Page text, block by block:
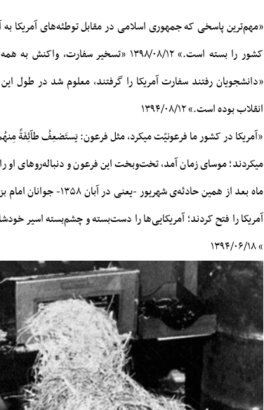
«مهم‌ترین پاسخی که جمهوری اسلامی در مقابل توطئه‌های آمریکا به
«دانشجویان رفتند سفارت آمریکا را گرفتند، معلوم شد در طول
انقلاب بوده است.» ۱۳۹۴/۰۸/۱۲
«آمریکا در کشور ما فرعونیّت میکرد، مثل فرعون: یَستَضعِفُ طآئِفَةً
میکردند؛ موسای زمان آمد، تخت‌وبخت این فرعون و دنباله‌روهای او
ماه بعد از همین حادثه‌ی
آمریکا را فتح کردند؛ آمریکایی‌ها را دست‌بسته و چشم‌بسته اسیر
» ۱۳۹۴/۰۶/۱۸